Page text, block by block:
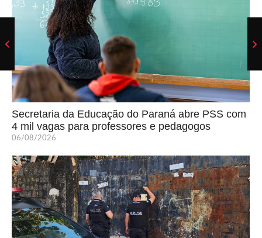
Secretaria da Educação do Paraná abre PSS com
4 mil vagas para professores e pedagogos
06/08/2026